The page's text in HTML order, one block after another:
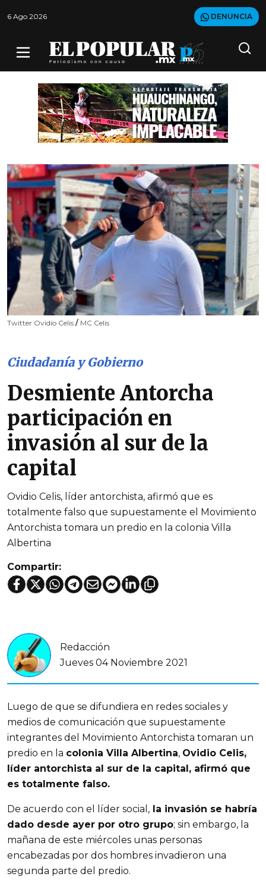
6 Ago 2026 DENUNCIA
Twitter Ovidio Celis / MC Celis
Ciudadanía y Gobierno
Desmiente Antorcha
participación en
invasión al sur de la
capital
Ovidio Celis, líder antorchista, afirmó que es
totalmente falso que supuestamente el Movimiento
Antorchista tomara un predio en la colonia Villa
Albertina
Compartir:
Redacción
Jueves 04 Noviembre 2021
Luego de que se difundiera en redes sociales y
medios de comunicación que supuestamente
integrantes del Movimiento Antorchista tomaran un
predio en la colonia Villa Albertina, Ovidio Celis,
líder antorchista al sur de la capital, afirmó que
es totalmente falso.
De acuerdo con el líder social, la invasión se habría
dado desde ayer por otro grupo; sin embargo, la
mañana de este miércoles unas personas
encabezadas por dos hombres invadieron una
segunda parte del predio.